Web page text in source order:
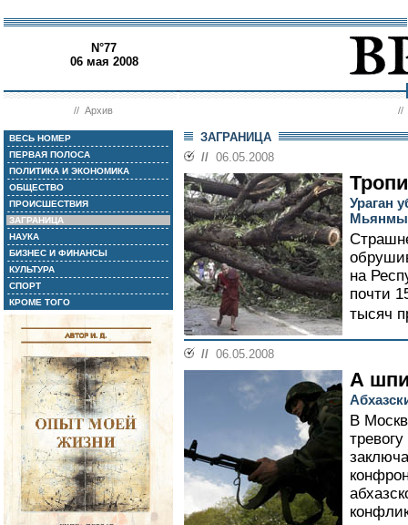
N°77
06 мая 2008
// Архив //
ВЕСЬ НОМЕР
ПЕРВАЯ ПОЛОСА
ПОЛИТИКА И ЭКОНОМИКА
ОБЩЕСТВО
ПРОИСШЕСТВИЯ
ЗАГРАНИЦА
НАУКА
БИЗНЕС И ФИНАНСЫ
КУЛЬТУРА
СПОРТ
КРОМЕ ТОГО
ЗАГРАНИЦА
// 06.05.2008
Ураган
Мьянмы
на
почти
тысяч
// 06.05.2008
А
В